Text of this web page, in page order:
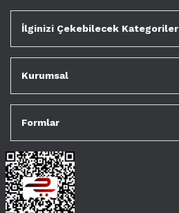
İlginizi Çekebilecek Kategoriler
Kurumsal
Formlar